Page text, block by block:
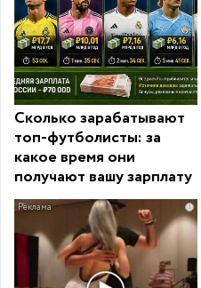
Сколько зарабатывают
топ-футболисты: за
какое время они
получают вашу зарплату
i